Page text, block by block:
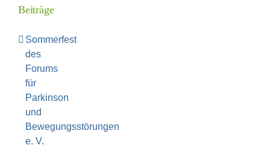
Beiträge
Sommerfest
des
Forums
für
Parkinson
und
Bewegungsstörungen
e. V.